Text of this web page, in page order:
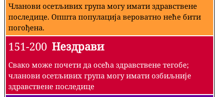
Чланови осетљивих група могу имати здравствене
последице. Општа популација вероватно неће бити
погођена.
151-200 Нездрави
Свако може почети да осећа здравствене тегобе;
чланови осетљивих група могу имати озбиљније
здравствене последице